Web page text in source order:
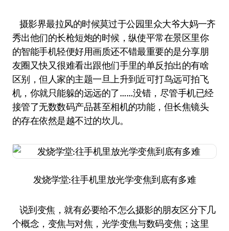
摄影界最拉风的时候莫过于公园里众大爷大妈一齐
秀出他们的长枪短炮的时候，纵使平常在景区里你
的智能手机轻便好用画质还不错最重要的是分享朋
友圈又快又很难看出跟他们手里的单反拍出的有啥
区别，但人家的主题一旦上升到近可打鸟远可拍飞
机，你就只能躲的远远的了……没错，尽管手机已经
接管了无数数码产品甚至相机的功能，但长焦镜头
的存在依然是越不过的坎儿。
发烧学堂:往手机里放光学变焦到底有多难
说到变焦，就有必要给不怎么摄影的朋友区分下几
个概念，变焦与对焦，光学变焦与数码变焦；这里